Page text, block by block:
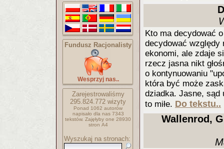
Fundusz Racjonalisty
Wesprzyj nas..
Zarejestrowaliśmy
295.824.772 wizyty
Ponad 1062 autorów
napisało dla nas 7343
tekstów. Zajęłyby one 28930
stron A4
Wyszukaj na stronach:
Kto ma decydować
decydować względy
ekonomi, ale zdaje
rzecz jasna nikt
o kontynuowaniu
która być może
dziadka. Jasne, sąd
to miłe. Do tekstu..
Wallenrod,